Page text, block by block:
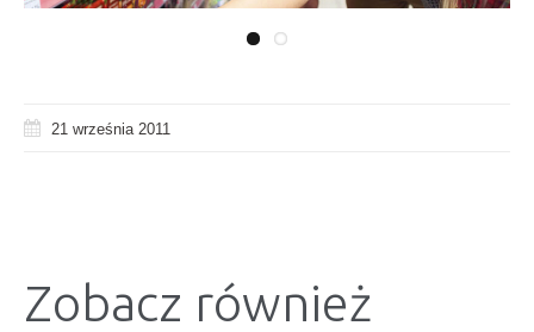
21 września 2011
Zobacz również